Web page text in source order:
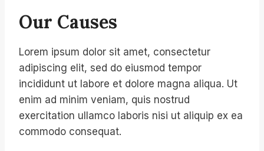
Our Causes
Lorem ipsum dolor sit amet, consectetur
adipiscing elit, sed do eiusmod tempor
incididunt ut labore et dolore magna aliqua. Ut
enim ad minim veniam, quis nostrud
exercitation ullamco laboris nisi ut aliquip ex ea
commodo consequat.